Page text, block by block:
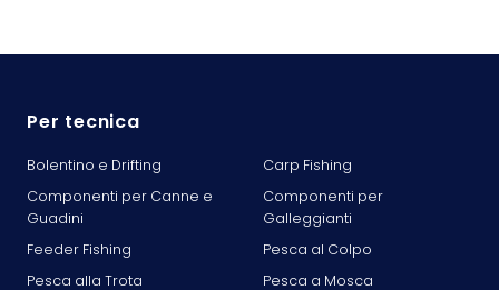
Per tecnica
Bolentino e Drifting
Carp Fishing
Componenti per Canne e
Guadini
Componenti per
Galleggianti
Feeder Fishing
Pesca al Colpo
Pesca alla Trota
Pesca a Mosca